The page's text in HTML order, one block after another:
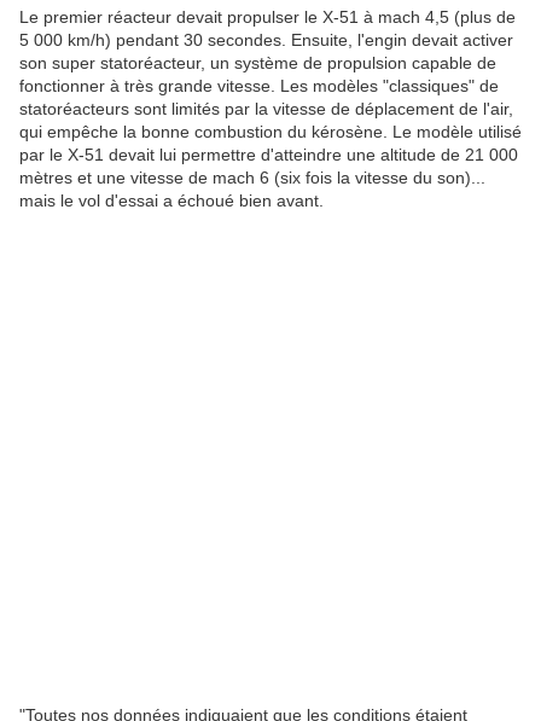
Le premier réacteur devait propulser le X-51 à mach 4,5 (plus de
5 000 km/h) pendant 30 secondes. Ensuite, l'engin devait activer
son super statoréacteur, un système de propulsion capable de
fonctionner à très grande vitesse. Les modèles "classiques" de
statoréacteurs sont limités par la vitesse de déplacement de l'air,
qui empêche la bonne combustion du kérosène. Le modèle utilisé
par le X-51 devait lui permettre d'atteindre une altitude de 21 000
mètres et une vitesse de mach 6 (six fois la vitesse du son)...
mais le vol d'essai a échoué bien avant.
"Toutes nos données indiquaient que les conditions étaient